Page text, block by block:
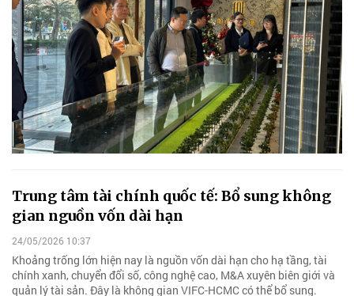
Trung tâm tài chính quốc tế: Bổ sung không
gian nguồn vốn dài hạn
24/05/2026 10:37
Khoảng trống lớn hiện nay là nguồn vốn dài hạn cho hạ tầng, tài
chính xanh, chuyển đổi số, công nghệ cao, M&A xuyên biên giới và
quản lý tài sản. Đây là không gian VIFC-HCMC có thể bổ sung.